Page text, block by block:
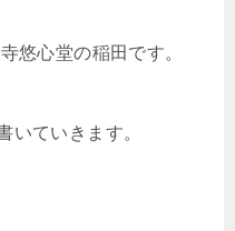
悠心堂の稲田です。
いていきます。